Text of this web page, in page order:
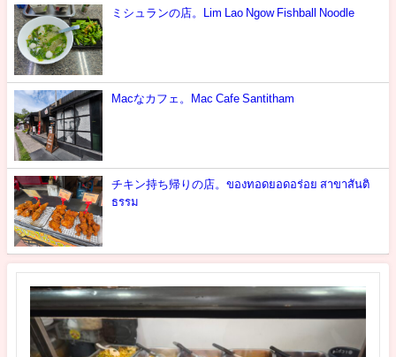
ミシュランの店。Lim Lao Ngow Fishball Noodle
Macなカフェ。Mac Cafe Santitham
チキン持ち帰りの店。ของทอดยอดอร่อย สาขาสันติ
ธรรม